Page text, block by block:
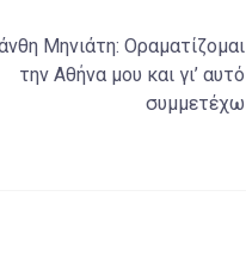
Μηνιάτη: Οραματίζομαι
την Αθήνα μου και γι’ αυτό
συμμετέχω